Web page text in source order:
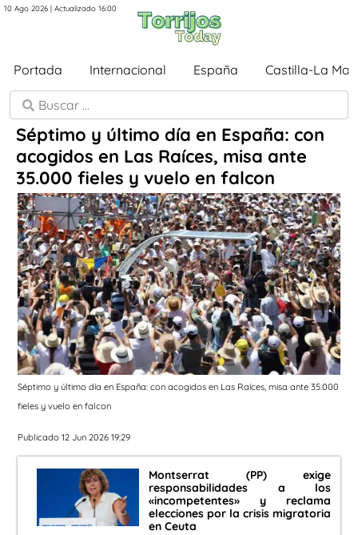
10 Ago 2026 | Actualizado 16:00
Portada Internacional España Castilla-La
Séptimo y último día en España: con
acogidos en Las Raíces, misa ante
35.000 fieles y vuelo en falcon
Séptimo y último día en España: con acogidos en Las Raíces, misa ante 35.000
fieles y vuelo en falcon
Publicado 12 Jun 2026 19:29
Montserrat (PP) exige
responsabilidades a los
«incompetentes» y reclama
elecciones por la crisis migratoria
en Ceuta